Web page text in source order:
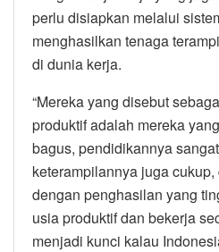
perlu disiapkan melalui
menghasilkan tenaga
di dunia kerja.
“Mereka yang disebut
produktif adalah mereka
bagus, pendidikannya
keterampilannya juga
dengan penghasilan yang
usia produktif dan bekerja
menjadi kunci kalau